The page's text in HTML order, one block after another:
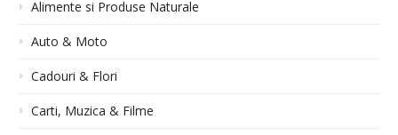
Alimente si Produse Naturale
Auto & Moto
Cadouri & Flori
Carti, Muzica & Filme